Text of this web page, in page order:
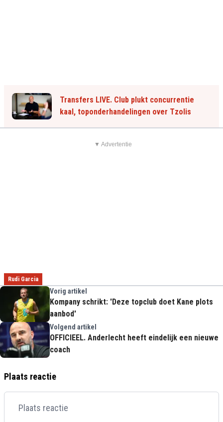
Transfers LIVE. Club plukt concurrentie
kaal, toponderhandelingen over Tzolis
▼ Advertentie
Rudi Garcia
Vorig artikel
Kompany schrikt: 'Deze topclub doet Kane plots
aanbod'
Volgend artikel
OFFICIEEL. Anderlecht heeft eindelijk een nieuwe
coach
Plaats reactie